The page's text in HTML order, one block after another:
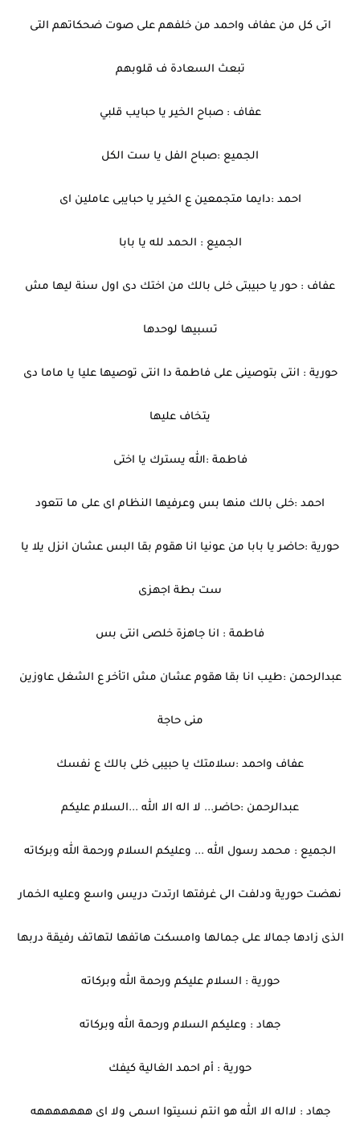
اتى كل من عفاف واحمد من خلفهم على صوت ضحكاتهم التى
تبعث السعادة ف قلوبهم
عفاف : صباح الخير يا حبايب قلبي
الجميع :صباح الفل يا ست الكل
احمد :دايما متجمعين ع الخير يا حبايبى عاملين اى
الجميع : الحمد لله يا بابا
عفاف : حور يا حبيبتى خلى بالك من اختك دى اول سنة ليها مش
تسبيها لوحدها
حورية : انتى بتوصينى على فاطمة دا انتى توصيها عليا يا ماما دى
يتخاف عليها
فاطمة :الله يسترك يا اختى
احمد :خلى بالك منها بس وعرفيها النظام اى على ما تتعود
حورية :حاضر يا بابا من عونيا انا هقوم بقا البس عشان انزل يلا يا
ست بطة اجهزى
فاطمة : انا جاهزة خلصى انتى بس
عبدالرحمن :طيب انا بقا هقوم عشان مش اتأخر ع الشغل عاوزين
منى حاجة
عفاف واحمد :سلامتك يا حبيبى خلى بالك ع نفسك
عبدالرحمن :حاضر... لا اله الا الله ...السلام عليكم
الجميع : محمد رسول الله ... وعليكم السلام ورحمة الله وبركاته
نهضت حورية ودلفت الى غرفتها ارتدت دريس واسع وعليه الخمار
الذى زادها جمالا على جمالها وامسكت هاتفها لتهاتف رفيقة دربها
حورية : السلام عليكم ورحمة الله وبركاته
جهاد : وعليكم السلام ورحمة الله وبركاته
حورية : أم احمد الغالية كيفك
جهاد : لااله الا الله هو انتم نسيتوا اسمى ولا اى هههههههه